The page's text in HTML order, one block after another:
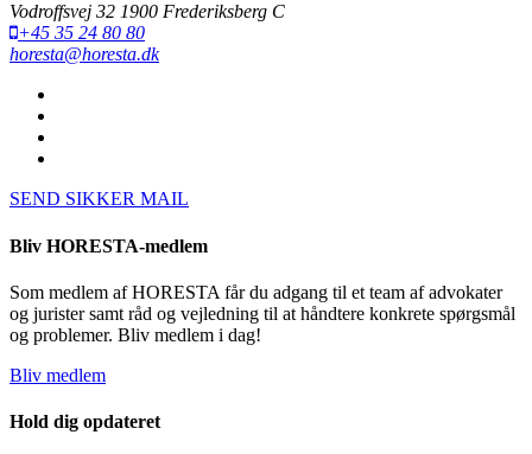
Vodroffsvej 32 1900 Frederiksberg C
+45 35 24 80 80
horesta@horesta.dk
SEND SIKKER MAIL
Bliv HORESTA-medlem
Som medlem af HORESTA får du adgang til et team af advokater
og jurister samt råd og vejledning til at håndtere konkrete spørgsmål
og problemer. Bliv medlem i dag!
Bliv medlem
Hold dig opdateret